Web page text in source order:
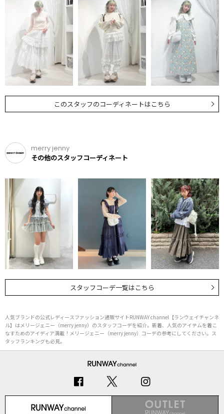
このスタッフのコーディネートはこちら
merry jenny
その他のスタッフコーディネート
スタッフコーデ一覧はこちら
人気ブランドの公式レディースファッション通販サイトRUNWAY channel【ランウェイチャンネ
ル】はメリージェニー（merry jenny）のスタッフコーデを紹介。新着、人気のアイテムを着こ
なすためのアイディア満載！メリージェニー（merry jenny）コーデの参考にしてください。ス
タッフランキングも必見。